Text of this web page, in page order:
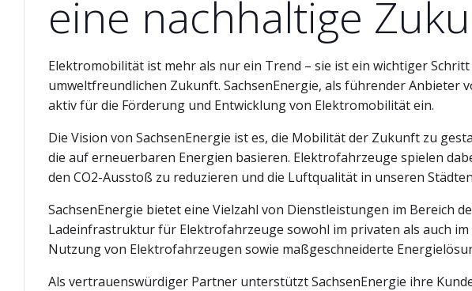
eine nachhaltige
Elektromobilität ist mehr als nur ein Trend – sie ist ein wichtiger
umweltfreundlichen Zukunft. SachsenEnergie, als führender Anbieter
aktiv für die Förderung und Entwicklung von Elektromobilität ein.
Die Vision von SachsenEnergie ist es, die Mobilität der Zukunft zu
die auf erneuerbaren Energien basieren. Elektrofahrzeuge spielen
den CO2-Ausstoß zu reduzieren und die Luftqualität in unseren
SachsenEnergie bietet eine Vielzahl von Dienstleistungen im Bereich
Ladeinfrastruktur für Elektrofahrzeuge sowohl im privaten als auch
Nutzung von Elektrofahrzeugen sowie maßgeschneiderte
Als vertrauenswürdiger Partner unterstützt SachsenEnergie ihre